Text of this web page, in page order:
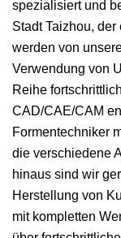
spezialisiert und
Stadt Taizhou,
werden von
Verwendung von
Reihe
CAD/CAE/CAM
Formentechniker
die verschiedene
hinaus sind wir
Herstellung von
mit kompletten